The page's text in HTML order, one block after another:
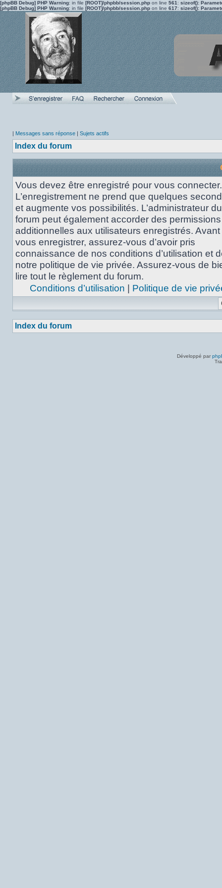
[phpBB Debug] PHP Warning: in file [ROOT]/phpbb/session.php on line 561 : sizeof():
[phpBB Debug] PHP Warning: in file [ROOT]/phpbb/session.php on line 617: sizeof():
| Messages sans réponse | Sujets actifs
Index du forum
Vous devez être enregistré pour vous connecter.
L’enregistrement ne prend que quelques
et augmente vos possibilités. L’administrateur du
forum peut également accorder des permissions
additionnelles aux utilisateurs enregistrés.
vous enregistrer, assurez-vous d’avoir pris
connaissance de nos conditions d’utilisation et
notre politique de vie privée. Assurez-vous de
lire tout le règlement du forum.
Conditions d’utilisation | Politique de vie
Index du forum
Développé par